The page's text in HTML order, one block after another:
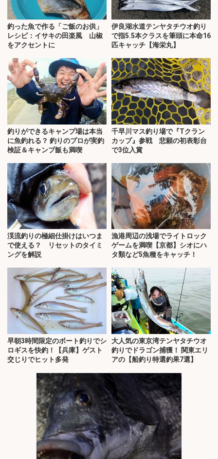
釣った魚で作る「ご飯のお供」
レシピ：イサキの田楽風 山椒
をアクセントに
伊良湖水道テンヤタチウオ釣り
で指5.5本クラスを筆頭に本命16
匹キャッチ【海栄丸】
釣りができるキャンプ場は本当
に魚釣れる？ 釣りのプロが実釣
検証＆キャンプ飯も満喫
千早川マス釣り場で『Tクラン
カップ』参戦 悲願の初表彰台
で3位入賞
渓流釣りの極細仕掛けはいつま
で使える？ リセットのタイミ
ングを解説
漁港周辺の浅場でライトロック
ゲームを満喫【京都】シオにハ
タ類など5魚種をキャッチ！
早朝3時間限定のボート釣りでシ
ロギスを快釣！【兵庫】ゲスト
交じりでヒット多発
大人気の東京湾テンヤタチウオ
釣りでドラゴン捕獲！ 関東エリ
アの【船釣り特選釣果7選】